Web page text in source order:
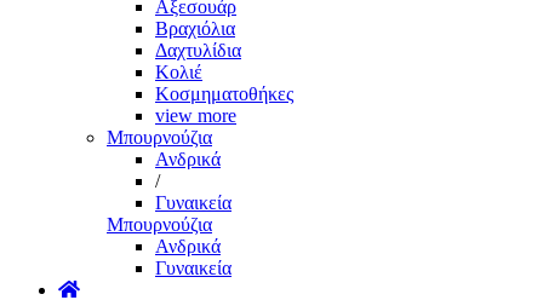
Αξεσουάρ
Βραχιόλια
Δαχτυλίδια
Κολιέ
Κοσμηματοθήκες
view more
Μπουρνούζια
Ανδρικά
/
Γυναικεία
Μπουρνούζια
Ανδρικά
Γυναικεία